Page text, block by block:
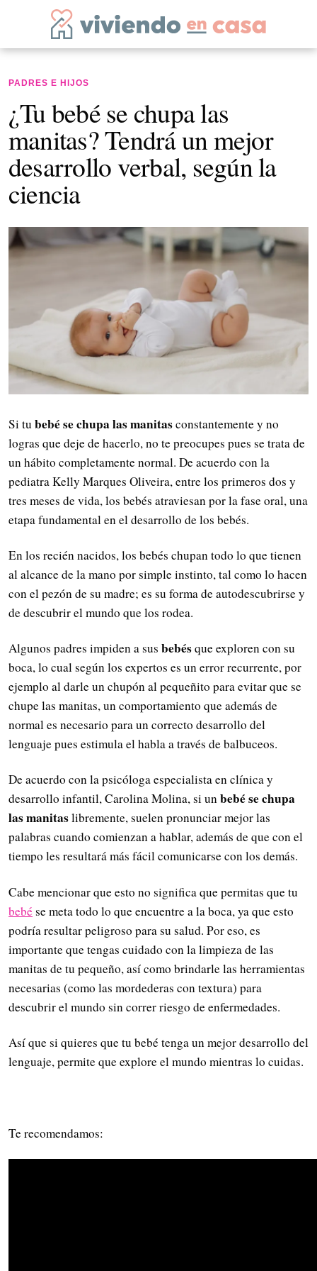
PADRES E HIJOS
¿Tu bebé se chupa las
manitas? Tendrá un mejor
desarrollo verbal, según la
ciencia
Si tu bebé se chupa las manitasconstantemente y no
logras que deje de hacerlo, no te preocupes pues se trata de
un hábito completamente normal. De acuerdo con la
pediatra Kelly Marques Oliveira, entre los primeros dos y
tres meses de vida, los bebés atraviesan por la fase oral, una
etapa fundamental en el desarrollo de los bebés.
En los recién nacidos, los bebés chupan todo lo que tienen
al alcance de la mano por simple instinto, tal como lo hacen
con el pezón de su madre; es su forma de autodescubrirse y
de descubrir el mundo que los rodea.
Algunos padres impiden a sus bebésque exploren con su
boca, lo cual según los expertos es un error recurrente, por
ejemplo al darle un chupón al pequeñito para evitar que se
chupe las manitas, un comportamiento que además de
normal es necesario para un correcto desarrollo del
lenguaje pues estimula el habla a través de balbuceos.
De acuerdo con la psicóloga especialista en clínica y
desarrollo infantil, Carolina Molina, si unbebé se chupa
las manitaslibremente, suelen pronunciar mejor las
palabras cuando comienzan a hablar, además de que con el
tiempo les resultará más fácil comunicarse con los demás.
Cabe mencionar que esto no significa que permitas que tu
bebése meta todo lo que encuentre a la boca, ya que esto
podría resultar peligroso para su salud. Por eso, es
importante que tengas cuidado con la limpieza de las
manitas de tu pequeño, así como brindarle las herramientas
necesarias (como las mordederas con textura) para
descubrir el mundo sin correr riesgo de enfermedades.
Así que si quieres que tu bebé tenga un mejor desarrollo del
lenguaje, permite que explore el mundo mientras lo cuidas.
Te recomendamos: